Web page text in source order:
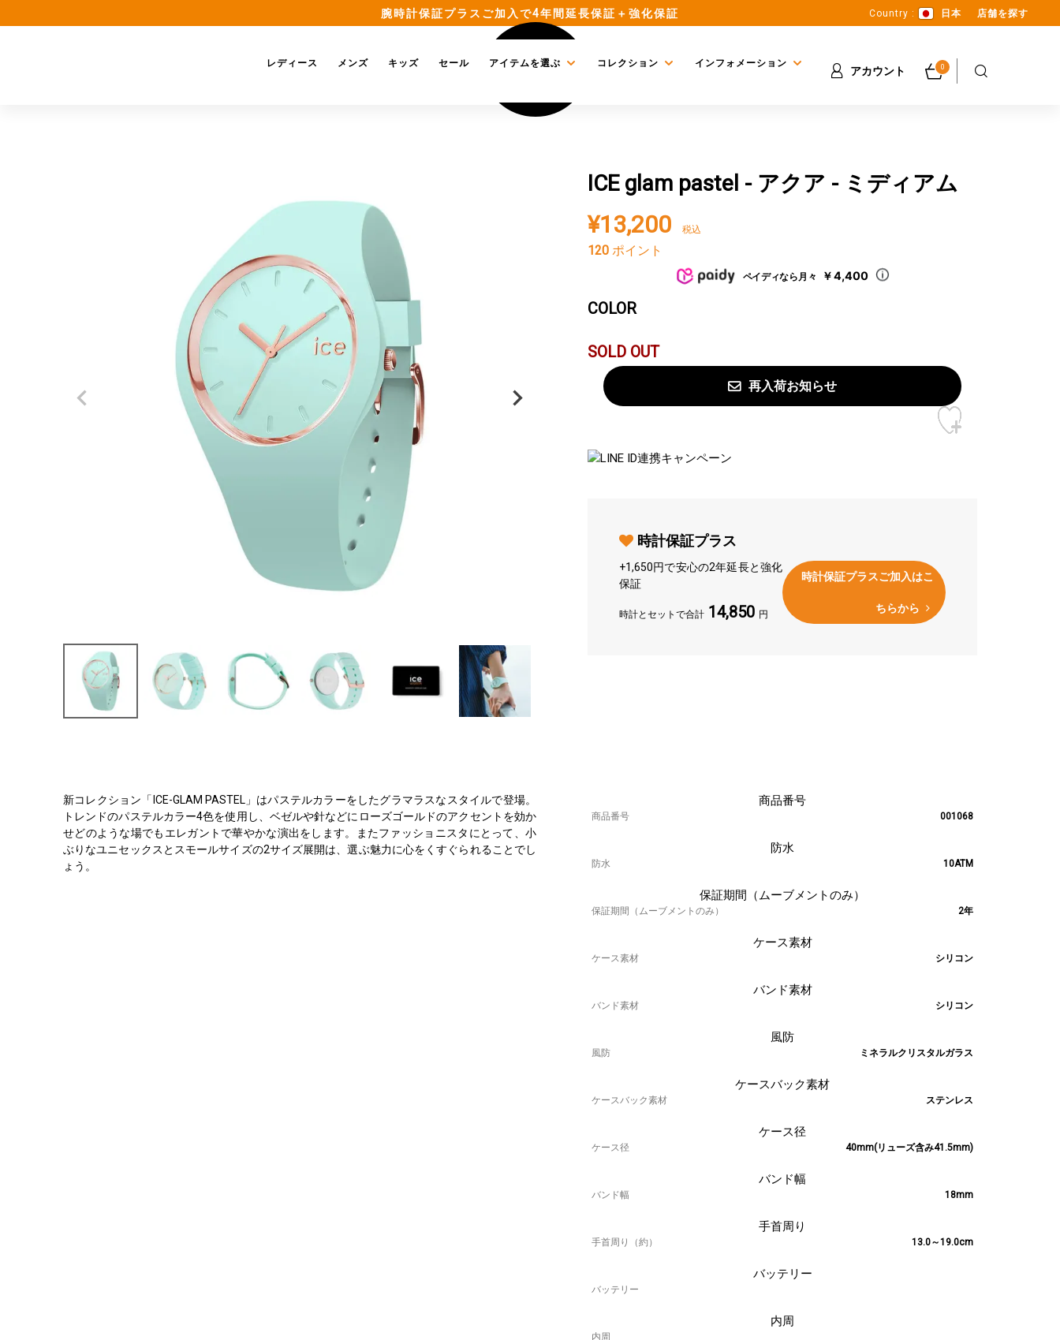
腕時計保証プラスご加入で4年間延長保証＋強化保証
レディース メンズ キッズ セール アイテムを選ぶ コレクション インフォメーション
店舗を探す
Country : 日本
アカウント 0
ICE glam pastel - アクア - ミディアム
¥13,200 税込
120 ポイント
ペイディなら月々 ￥4,400
SOLD OUT
再入荷お知らせ
時計保証プラス
+1,650円で安心の2年延長と強化
保証
14,850
時計保証プラスご加入はこ
ちらから
新コレクション「ICE-GLAM PASTEL」はパステルカラーをしたグラマラスなスタイルで登場。
トレンドのパステルカラー4色を使用し、ベゼルや針などにローズゴールドのアクセントを効か
せどのような場でもエレガントで華やかな演出をします。またファッショニスタにとって、小
ぶりなユニセックスとスモールサイズの2サイズ展開は、選ぶ魅力に心をくすぐられることでし
ょう。
商品番号 001068
防水 10ATM
保証期間（ムーブメントのみ） 2年
ケース素材 シリコン
バンド素材 シリコン
風防 ミネラルクリスタルガラス
ケースバック素材 ステンレス
ケース径 40mm(リューズ含み41.5mm)
バンド幅 18mm
手首周り（約） 13.0～19.0cm
バッテリー
内周